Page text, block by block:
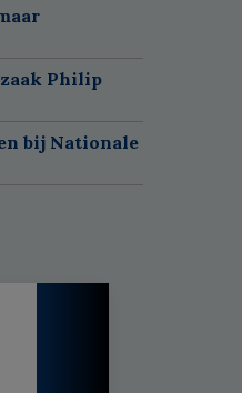
Philip
bij Nationale